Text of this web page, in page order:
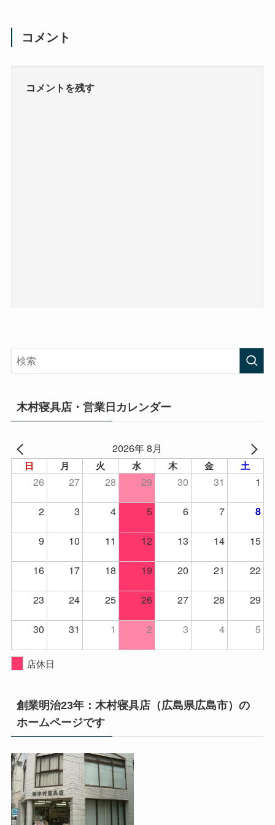
コメント
コメントを残す
木村寝具店・営業日カレンダー
2026年 8月
日 月 火 水 木 金 土
26 27 28 29 30 31
1
2
3 4 5 6 7 8
9 10 11 12 13 14
15
16
17 18 19 20 21
22
23
24 25 26 27 28
29
30
31 1 2 3 4 5
店休日
創業明治23年：木村寝具店（広島県広島市）の
ホームページです